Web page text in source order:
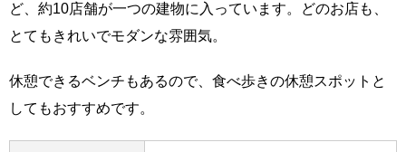
ど、約10店舗が一つの建物に入っています。どのお店も、
とてもきれいでモダンな雰囲気。
休憩できるベンチもあるので、食べ歩きの休憩スポットと
してもおすすめです。